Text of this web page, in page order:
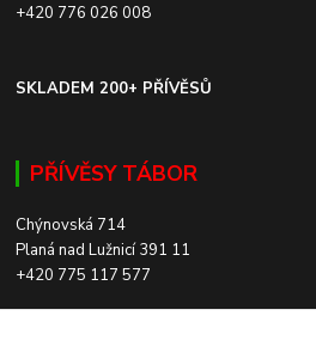
+420 776 026 008
SKLADEM 200+ PŘÍVĚSŮ
PŘÍVĚSY TÁBOR
Chýnovská 714
Planá nad Lužnicí 391 11
+420 775 117 577